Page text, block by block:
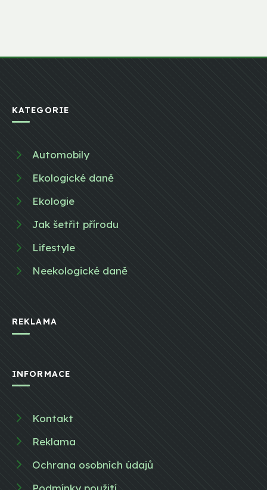
KATEGORIE
Automobily
Ekologické daně
Ekologie
Jak šetřit přírodu
Lifestyle
Neekologické daně
REKLAMA
INFORMACE
Kontakt
Reklama
Ochrana osobních údajů